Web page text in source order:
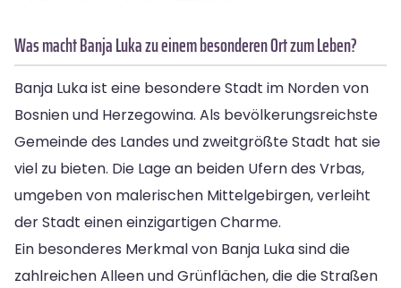
Was macht Banja Luka zu einem besonderen Ort zum Leben?
Banja Luka ist eine besondere Stadt im Norden von
Bosnien und Herzegowina. Als bevölkerungsreichste
Gemeinde des Landes und zweitgrößte Stadt hat sie
viel zu bieten. Die Lage an beiden Ufern des Vrbas,
umgeben von malerischen Mittelgebirgen, verleiht
der Stadt einen einzigartigen Charme.
Ein besonderes Merkmal von Banja Luka sind die
zahlreichen Alleen und Grünflächen, die die Straßen